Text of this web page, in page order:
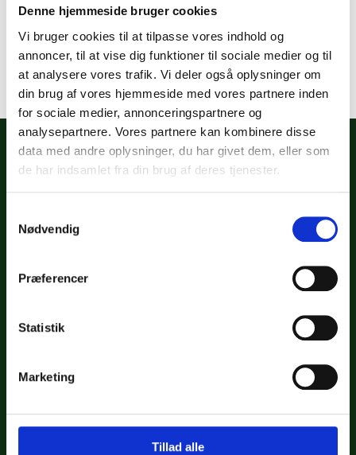
Denne hjemmeside bruger cookies
Vi bruger cookies til at tilpasse vores indhold og
annoncer, til at vise dig funktioner til sociale medier og til
at analysere vores trafik. Vi deler også oplysninger om
din brug af vores hjemmeside med vores partnere inden
for sociale medier, annonceringspartnere og
analysepartnere. Vores partnere kan kombinere disse
data med andre oplysninger, du har givet dem, eller som
de har indsamlet fra din brug af deres tjenester.
Nødvendig
Præferencer
Statistik
Marketing
Tillad alle
Sød keramik krukke med et sjovt boblemønster.
Perfekt til en lille plante eller som dekoration. Et ægte
loppefund med masser af charme! Str. 16 x 18 cm.
Historien om Kirppu
Priser